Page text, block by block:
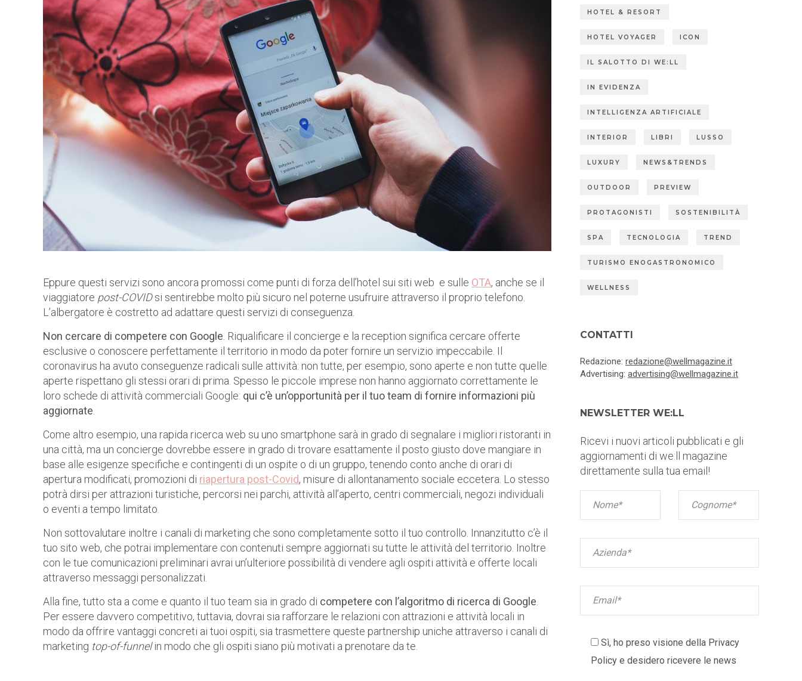
Eppure questi servizi sono ancora promossi come punti di forza dell’hotel sui siti web e sulle OTA, anche se il
viaggiatore post-COVIDsi sentirebbe molto più sicuro nel poterne usufruire attraverso il proprio telefono.
L’albergatore è costretto ad adattare questi servizi di conseguenza.
Non cercare di competere con Google . Riqualificare il concierge e la reception significa cercare offerte
esclusive o conoscere perfettamente il territorio in modo da poter fornire un servizio impeccabile. Il
coronavirus ha avuto conseguenze radicali sulle attività: non tutte, per esempio, sono aperte e non tutte quelle
aperte rispettano gli stessi orari di prima. Spesso le piccole imprese non hanno aggiornato correttamente le
loro schede di attività commerciali Google: qui c’è un’opportunità per il tuo team di fornire informazioni più
aggiornate
Come altro esempio, una rapida ricerca web su uno smartphone sarà in grado di segnalare i migliori ristoranti in
una città, ma un concierge dovrebbe essere in grado di trovare esattamente il posto giusto dove mangiare in
base alle esigenze specifiche e contingenti di un ospite o di un gruppo, tenendo conto anche di orari di
apertura modificati, promozioni di riapertura post-Covid, misure di allontanamento sociale eccetera. Lo stesso
potrà dirsi per attrazioni turistiche, percorsi nei parchi, attività all’aperto, centri commerciali, negozi individuali
o eventi a tempo limitato.
Non sottovalutare inoltre i canali di marketing che sono completamente sotto il tuo controllo. Innanzitutto c’è il
tuo sito web, che potrai implementare con contenuti sempre aggiornati su tutte le attività del territorio. Inoltre
con le tue comunicazioni preliminari avrai un’ulteriore possibilità di vendere agli ospiti attività e offerte locali
attraverso messaggi personalizzati.
Alla fine, tutto sta a come e quanto il tuo team sia in grado di competere con l’algoritmo di ricerca di Google
Per essere davvero competitivo, tuttavia, dovrai sia rafforzare le relazioni con attrazioni e attività locali in
modo da offrire vantaggi concreti ai tuoi ospiti, sia trasmettere queste partnership uniche attraverso i canali di
marketing top-of-funnelin modo che gli ospiti siano più motivati ​​a prenotare da te.
HOTEL & RESORT
HOTEL VOYAGER ICON
IL SALOTTO DI WE:LL
IN EVIDENZA
INTELLIGENZA ARTIFICIALE
INTERIOR LIBRI LUSSO
LUXURY NEWS&TRENDS
OUTDOOR PREVIEW
PROTAGONISTI SOSTENIBILITÀ
SPA TECNOLOGIA TREND
TURISMO ENOGASTRONOMICO
WELLNESS
CONTATTI
Redazione: redazione@wellmagazine.it
Advertising: advertising@wellmagazine.it
NEWSLETTER WE:LL
Ricevi i nuovi articoli pubblicati e gli
aggiornamenti di we:ll magazine
direttamente sulla tua email!
Sì, ho preso visione della Privacy
Policy e desidero ricevere le news